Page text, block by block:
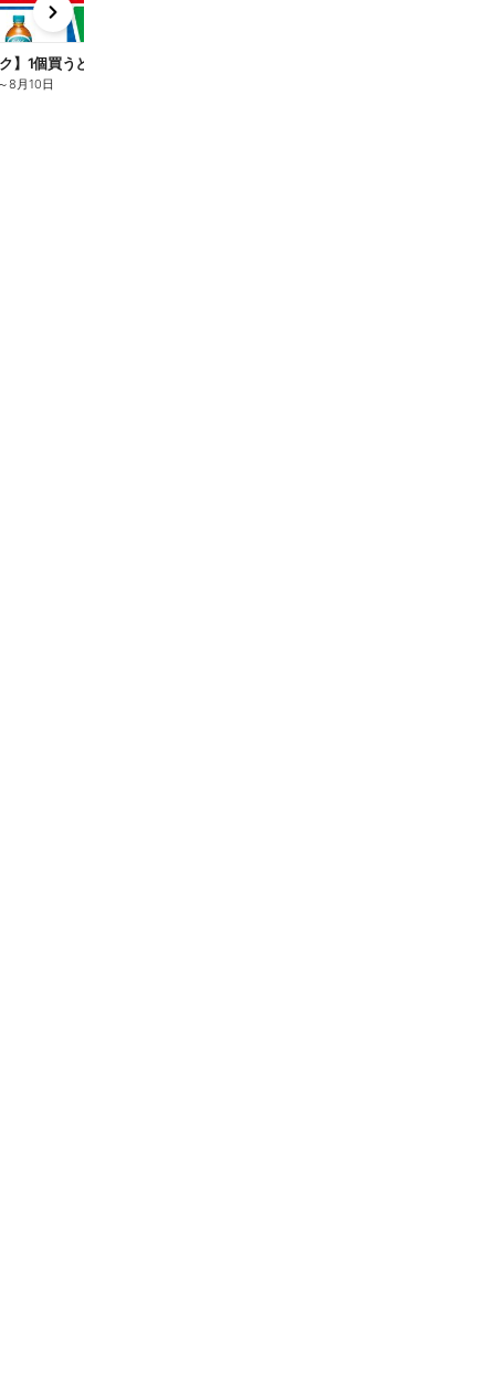
ク】1個買うと1個もらえる/麦茶
～8月10日
e